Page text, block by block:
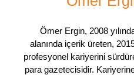
Ömer Ergin, 2008
alanında içerik üreten,
profesyonel kariyerini
para gazetecisidir.